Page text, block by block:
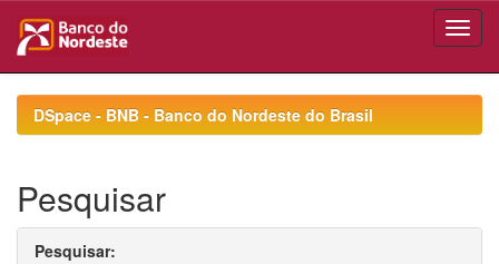
navigationDSpace - BNB - Banco do Nordeste do Brasil
Pesquisar
Pesquisar: